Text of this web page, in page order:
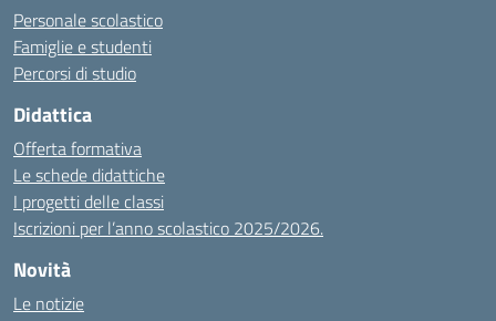
Personale scolastico
Famiglie e studenti
Percorsi di studio
Didattica
Offerta formativa
Le schede didattiche
I progetti delle classi
Iscrizioni per l’anno scolastico 2025/2026.
Novità
Le notizie